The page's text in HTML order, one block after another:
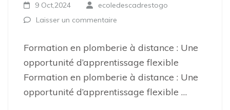
9 Oct,2024
ecoledescadrestogo
Laisser un commentaire
Formation en plomberie à distance : Une
opportunité d’apprentissage flexible
Formation en plomberie à distance : Une
opportunité d’apprentissage flexible …